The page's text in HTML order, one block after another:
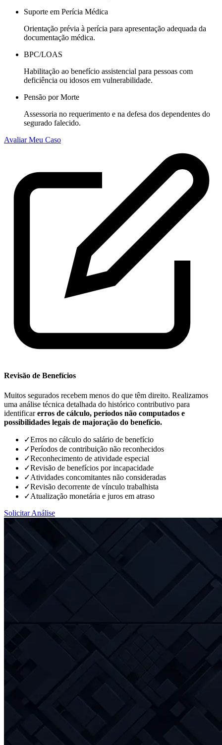
Suporte em Perícia Médica
Orientação prévia à perícia para apresentação adequada da
documentação médica.
BPC/LOAS
Habilitação ao benefício assistencial para pessoas com
deficiência ou idosos em vulnerabilidade.
Pensão por Morte
Assessoria no requerimento e na defesa dos dependentes do
segurado falecido.
Avaliar Meu Caso
Revisão de Benefícios
Muitos segurados recebem menos do que têm direito. Realizamos
uma análise técnica detalhada do histórico contributivo para
identificarerros de cálculo, períodos não computados e
possibilidades legais de majoração do benefício.
✓Erros no cálculo do salário de benefício
✓Períodos de contribuição não reconhecidos
✓Reconhecimento de atividade especial
✓Revisão de benefícios por incapacidade
✓Atividades concomitantes não consideradas
✓Revisão decorrente de vínculo trabalhista
✓Atualização monetária e juros em atraso
Solicitar Análise